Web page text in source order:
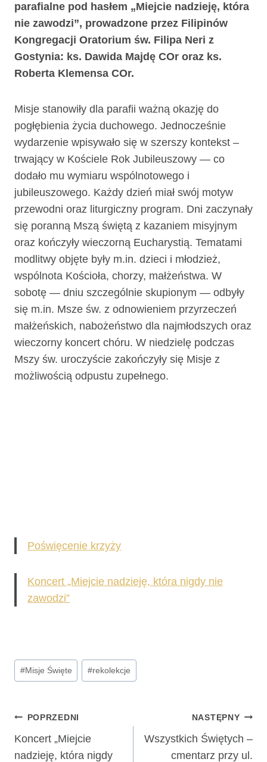
parafialne pod hasłem „Miejcie nadzieję, która
nie zawodzi”, prowadzone przez Filipinów
Kongregacji Oratorium św. Filipa Neri z
Gostynia: ks. Dawida Majdę COr oraz ks.
Roberta Klemensa COr.
Misje stanowiły dla parafii ważną okazję do
pogłębienia życia duchowego. Jednocześnie
wydarzenie wpisywało się w szerszy kontekst –
trwający w Kościele Rok Jubileuszowy — co
dodało mu wymiaru wspólnotowego i
jubileuszowego. Każdy dzień miał swój motyw
przewodni oraz liturgiczny program. Dni zaczynały
się poranną Mszą świętą z kazaniem misyjnym
oraz kończyły wieczorną Eucharystią. Tematami
modlitwy objęte były m.in. dzieci i młodzież,
wspólnota Kościoła, chorzy, małżeństwa. W
sobotę — dniu szczególnie skupionym — odbyły
się m.in. Msze św. z odnowieniem przyrzeczeń
małżeńskich, nabożeństwo dla najmłodszych oraz
wieczorny koncert chóru. W niedzielę podczas
Mszy św. uroczyście zakończyły się Misje z
możliwością odpustu zupełnego.
Poświęcenie krzyży
Koncert „Miejcie nadzieję, która nigdy nie
zawodzi”
Tagi
wpisu:
#Misje Święte #rekolekcje
Nawigacja
wpisu
POPRZEDNI
Koncert „Miejcie
nadzieję, która nigdy
NASTĘPNY
Wszystkich Świętych –
cmentarz przy ul.